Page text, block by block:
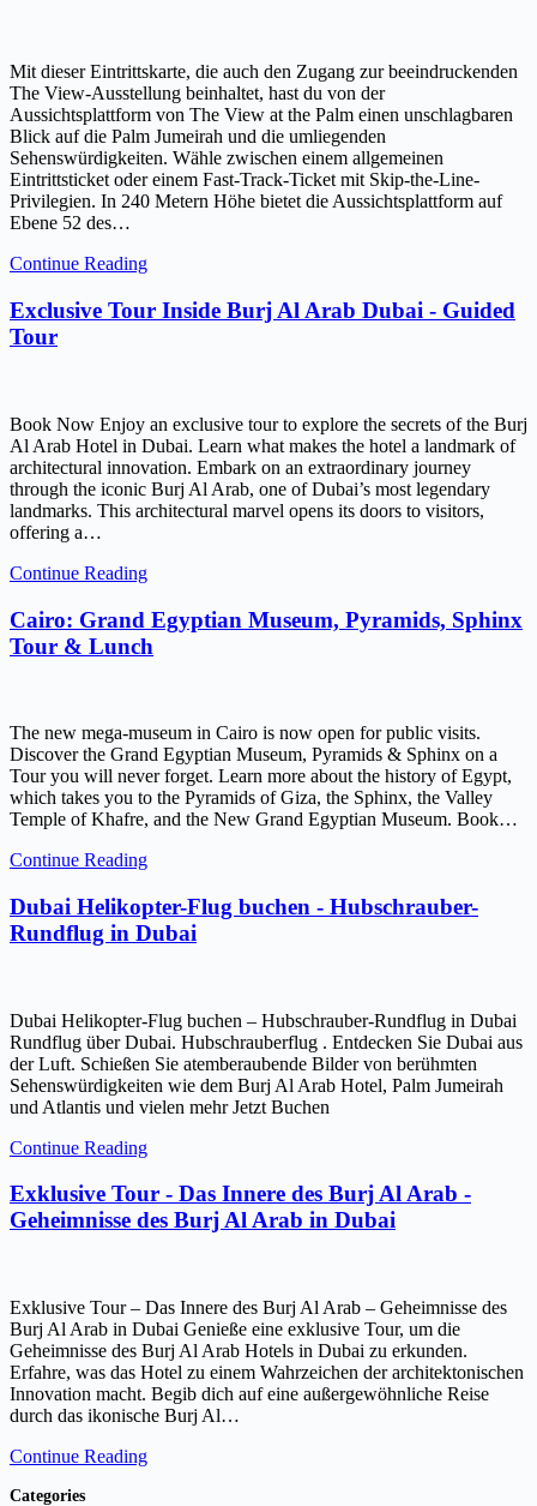
Mit dieser Eintrittskarte, die auch den Zugang zur beeindruckenden
The View-Ausstellung beinhaltet, hast du von der
Aussichtsplattform von The View at the Palm einen unschlagbaren
Blick auf die Palm Jumeirah und die umliegenden
Sehenswürdigkeiten. Wähle zwischen einem allgemeinen
Eintrittsticket oder einem Fast-Track-Ticket mit Skip-the-Line-
Privilegien. In 240 Metern Höhe bietet die Aussichtsplattform auf
Ebene 52 des…
Continue Reading
Exclusive Tour Inside Burj Al Arab Dubai - Guided
Tour
Book Now Enjoy an exclusive tour to explore the secrets of the Burj
Al Arab Hotel in Dubai. Learn what makes the hotel a landmark of
architectural innovation. Embark on an extraordinary journey
through the iconic Burj Al Arab, one of Dubai’s most legendary
landmarks. This architectural marvel opens its doors to visitors,
offering a…
Continue Reading
Cairo: Grand Egyptian Museum, Pyramids, Sphinx
Tour & Lunch
The new mega-museum in Cairo is now open for public visits.
Discover the Grand Egyptian Museum, Pyramids & Sphinx on a
Tour you will never forget. Learn more about the history of Egypt,
which takes you to the Pyramids of Giza, the Sphinx, the Valley
Temple of Khafre, and the New Grand Egyptian Museum. Book…
Continue Reading
Dubai Helikopter-Flug buchen - Hubschrauber-
Rundflug in Dubai
Dubai Helikopter-Flug buchen – Hubschrauber-Rundflug in Dubai
Rundflug über Dubai. Hubschrauberflug . Entdecken Sie Dubai aus
der Luft. Schießen Sie atemberaubende Bilder von berühmten
Sehenswürdigkeiten wie dem Burj Al Arab Hotel, Palm Jumeirah
und Atlantis und vielen mehr Jetzt Buchen
Continue Reading
Exklusive Tour - Das Innere des Burj Al Arab -
Geheimnisse des Burj Al Arab in Dubai
Exklusive Tour – Das Innere des Burj Al Arab – Geheimnisse des
Burj Al Arab in Dubai Genieße eine exklusive Tour, um die
Geheimnisse des Burj Al Arab Hotels in Dubai zu erkunden.
Erfahre, was das Hotel zu einem Wahrzeichen der architektonischen
Innovation macht. Begib dich auf eine außergewöhnliche Reise
durch das ikonische Burj Al…
Continue Reading
Categories